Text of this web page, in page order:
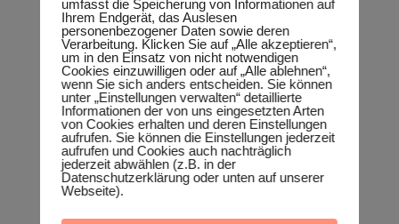
umfasst die Speicherung von Informationen auf
Ihrem Endgerät, das Auslesen
personenbezogener Daten sowie deren
Verarbeitung. Klicken Sie auf „Alle akzeptieren“,
um in den Einsatz von nicht notwendigen
Cookies einzuwilligen oder auf „Alle ablehnen“,
wenn Sie sich anders entscheiden. Sie können
unter „Einstellungen verwalten“ detaillierte
Informationen der von uns eingesetzten Arten
von Cookies erhalten und deren Einstellungen
aufrufen. Sie können die Einstellungen jederzeit
aufrufen und Cookies auch nachträglich
jederzeit abwählen (z.B. in der
Datenschutzerklärung oder unten auf unserer
Webseite).